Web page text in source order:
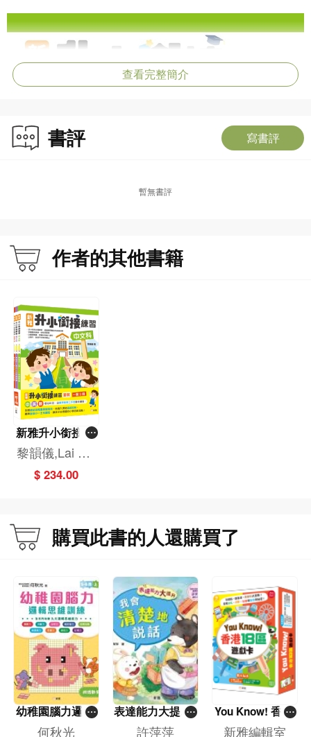
查看完整簡介
書評 寫書評
暫無書評
作者的其他書籍
新雅升小銜接練
習套裝（一套3
冊）
黎韻儀,Lai Wa
n Yee, Winnie,
馮澤謙
$ 234.00
購買此書的人還購買了
幼稚園腦力邏輯
思維訓練-5-6歲
何秋光
表達能力大提升:
我會清楚地說話
許萍萍
You Know! 香港
18區遊戲卡
新雅編輯室